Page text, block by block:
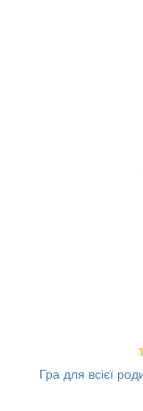
Гра для всієї